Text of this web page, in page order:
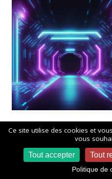
28
2024
Comprendre l'IA
Ce site utilise des cookies et
vous
Tout accepter Tout
Politique de